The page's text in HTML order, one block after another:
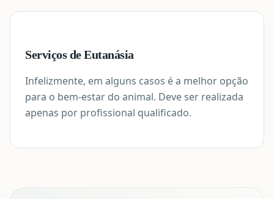
Serviços de Eutanásia
Infelizmente, em alguns casos é a melhor opção
para o bem-estar do animal. Deve ser realizada
apenas por profissional qualificado.